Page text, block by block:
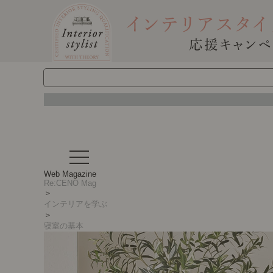
t
o
g
g
e
n
v
Web Magazine
Re:CENO Mag
＞
インテリアを学ぶ
＞
寝室の基本